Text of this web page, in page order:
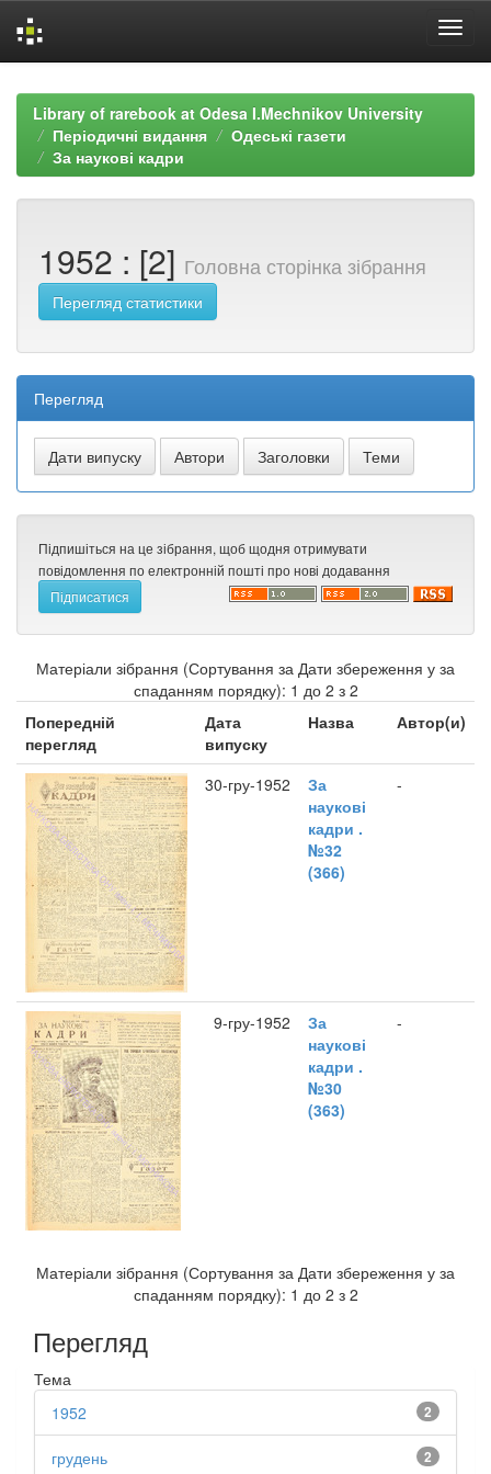
navigationLibrary of rarebook at Odesa I.Mechnikov University
Періодичні видання
Одеські газети
За наукові кадри
1952 : [2] Головна сторінка зібрання
Перегляд статистики
Перегляд
Підпишіться на це зібрання, щоб щодня отримувати
повідомлення по електронній пошті про нові додавання
Матеріали зібрання (Сортування за Дати збереження у за
спаданням порядку): 1 до 2 з 2
Попередній
перегляд
Дата
випуску
Назва Автор(и)
30-гру-1952
За
наукові
кадри .
№32
(366)
-
9-гру-1952
За
наукові
кадри .
№30
(363)
-
Матеріали зібрання (Сортування за Дати збереження у за
спаданням порядку): 1 до 2 з 2
Перегляд
Тема
2
1952
2
грудень